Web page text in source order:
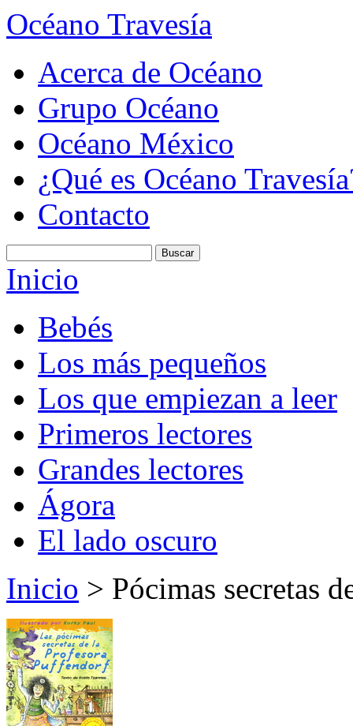
Océano Travesía
Acerca de Océano
Grupo Océano
Océano México
¿Qué es Océano
Contacto
Inicio
Bebés
Los más pequeños
Los que empiezan a leer
Primeros lectores
Grandes lectores
Ágora
El lado oscuro
Inicio > Pócimas secretas